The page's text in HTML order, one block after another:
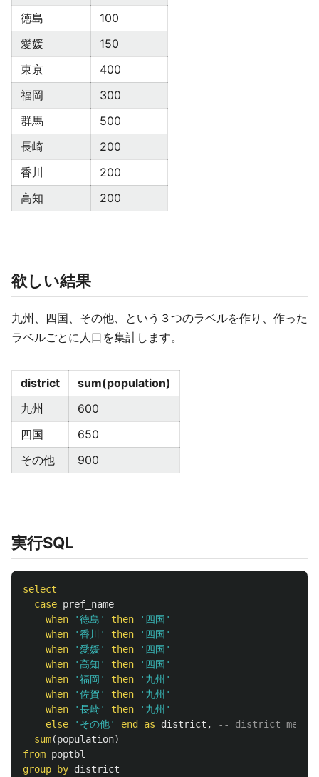
徳島
100
愛媛
150
東京
400
福岡
300
群馬
500
長崎
200
香川
200
高知
200
欲しい結果
九州、四国、その他、という３つのラベルを作り、作った
ラベルごとに人口を集計します。
district
sum(population)
九州
600
四国
650
その他
900
実行SQL
select
case pref_name
when
'徳島' then
'四国'
when
'香川' then
'四国'
when
'愛媛' then
'四国'
when
'高知' then
'四国'
when
'福岡' then
'九州'
when
'佐賀' then
'九州'
when
'長崎' then
'九州'
else
'その他' end as district ,
-- district
sum(population)
from poptbl
group
by district